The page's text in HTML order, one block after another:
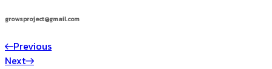
growsproject@gmail.com
Previous
Next